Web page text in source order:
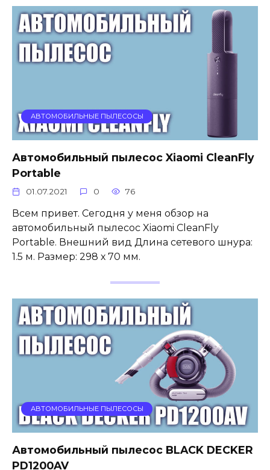
АВТОМОБИЛЬНЫЕ ПЫЛЕСОСЫ
Автомобильный пылесос Xiaomi CleanFly
Portable
01.07.2021 0 76
Всем привет. Сегодня у меня обзор на
автомобильный пылесос Xiaomi CleanFly
Portable. Внешний вид Длина сетевого шнура:
1.5 м. Размер: 298 х 70 мм.
АВТОМОБИЛЬНЫЕ ПЫЛЕСОСЫ
Автомобильный пылесос BLACK DECKER
PD1200AV